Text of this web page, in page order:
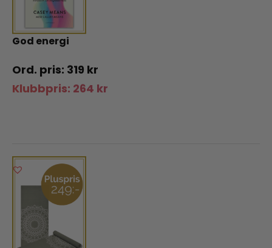
God energi
319 kr
Klubbpris: 264 kr